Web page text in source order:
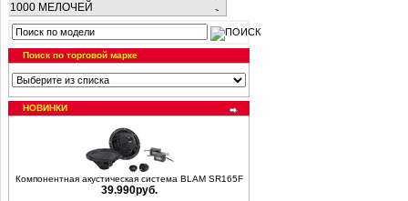
1000 МЕЛОЧЕЙ
Поиск по торговой марке
НОВИНКИ
Компонентная акустическая система BLAM SR165F
39.990руб.